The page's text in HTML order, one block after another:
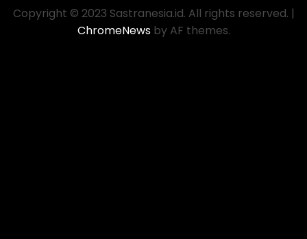
Copyright © 2023 Sastranesia.id. All rights reserved. |
ChromeNewsby AF themes.